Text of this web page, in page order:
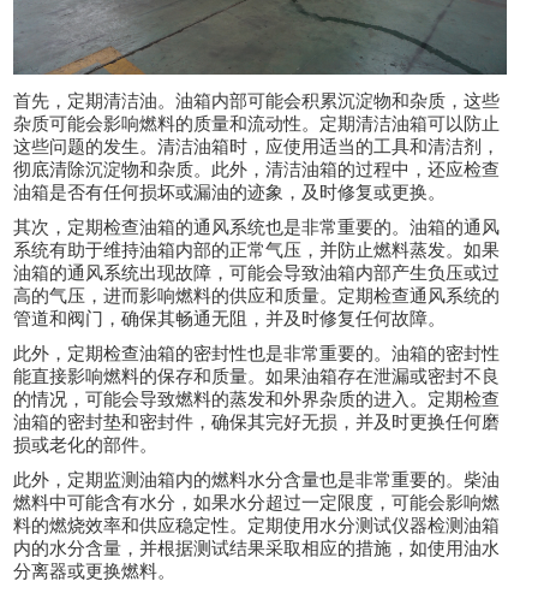
首先，定期清洁油。油箱内部可能会积累沉淀物和杂质，这些
杂质可能会影响燃料的质量和流动性。定期清洁油箱可以防止
这些问题的发生。清洁油箱时，应使用适当的工具和清洁剂，
彻底清除沉淀物和杂质。此外，清洁油箱的过程中，还应检查
油箱是否有任何损坏或漏油的迹象，及时修复或更换。
其次，定期检查油箱的通风系统也是非常重要的。油箱的通风
系统有助于维持油箱内部的正常气压，并防止燃料蒸发。如果
油箱的通风系统出现故障，可能会导致油箱内部产生负压或过
高的气压，进而影响燃料的供应和质量。定期检查通风系统的
管道和阀门，确保其畅通无阻，并及时修复任何故障。
此外，定期检查油箱的密封性也是非常重要的。油箱的密封性
能直接影响燃料的保存和质量。如果油箱存在泄漏或密封不良
的情况，可能会导致燃料的蒸发和外界杂质的进入。定期检查
油箱的密封垫和密封件，确保其完好无损，并及时更换任何磨
损或老化的部件。
此外，定期监测油箱内的燃料水分含量也是非常重要的。柴油
燃料中可能含有水分，如果水分超过一定限度，可能会影响燃
料的燃烧效率和供应稳定性。定期使用水分测试仪器检测油箱
内的水分含量，并根据测试结果采取相应的措施，如使用油水
分离器或更换燃料。